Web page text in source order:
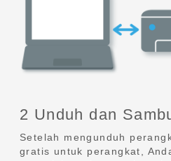
2 Unduh dan
Setelah mengunduh
gratis untuk perangkat,